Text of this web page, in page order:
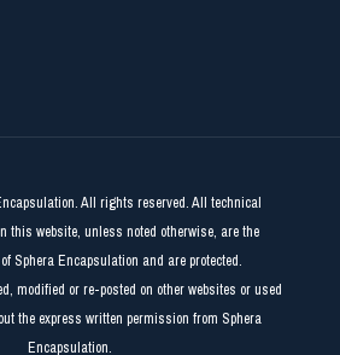
All rights reserved. All technical
this website, unless noted otherwise, are the
Sphera Encapsulation and are protected.
modified or re-posted on other websites or used
the express written permission from Sphera
Encapsulation.